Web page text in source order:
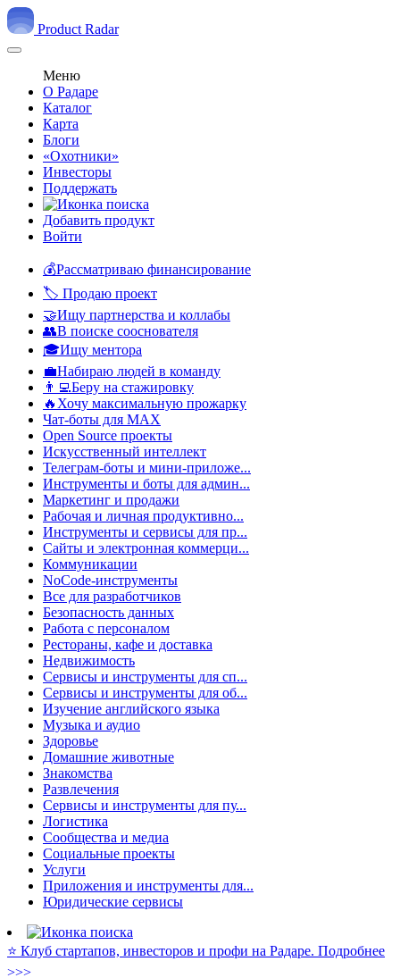
Product Radar
Меню
О Радаре
Каталог
Карта
Блоги
«Охотники»
Инвесторы
Поддержать
Добавить продукт
Войти
💰Рассматриваю финансирование
🏷️ Продаю проект
🤝Ищу партнерства и коллабы
👥В поиске сооснователя
🎓Ищу ментора
💼Набираю людей в команду
👨‍💻Беру на стажировку
🔥Хочу максимальную прожарку
Чат-боты для MAX
Open Source проекты
Искусственный интеллект
Телеграм-боты и мини-приложе...
Инструменты и боты для админ...
Маркетинг и продажи
Рабочая и личная продуктивно...
Инструменты и сервисы для пр...
Сайты и электронная коммерци...
Коммуникации
NoCode-инструменты
Все для разработчиков
Безопасность данных
Работа с персоналом
Рестораны, кафе и доставка
Недвижимость
Сервисы и инструменты для сп...
Сервисы и инструменты для об...
Изучение английского языка
Музыка и аудио
Здоровье
Домашние животные
Знакомства
Развлечения
Сервисы и инструменты для пу...
Логистика
Сообщества и медиа
Социальные проекты
Услуги
Приложения и инструменты для...
Юридические сервисы
⭐️ Клуб стартапов, инвесторов и профи на Радаре. Подробнее
>>>